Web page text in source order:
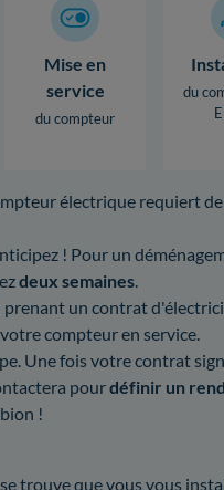
Mise en
service
du compteur
du
électrique requiert
! Pour un
deux semaines.
prenant un contrat
compteur en service.
Une fois votre contrat
pourdéfinir un
!
trouve que vous vous